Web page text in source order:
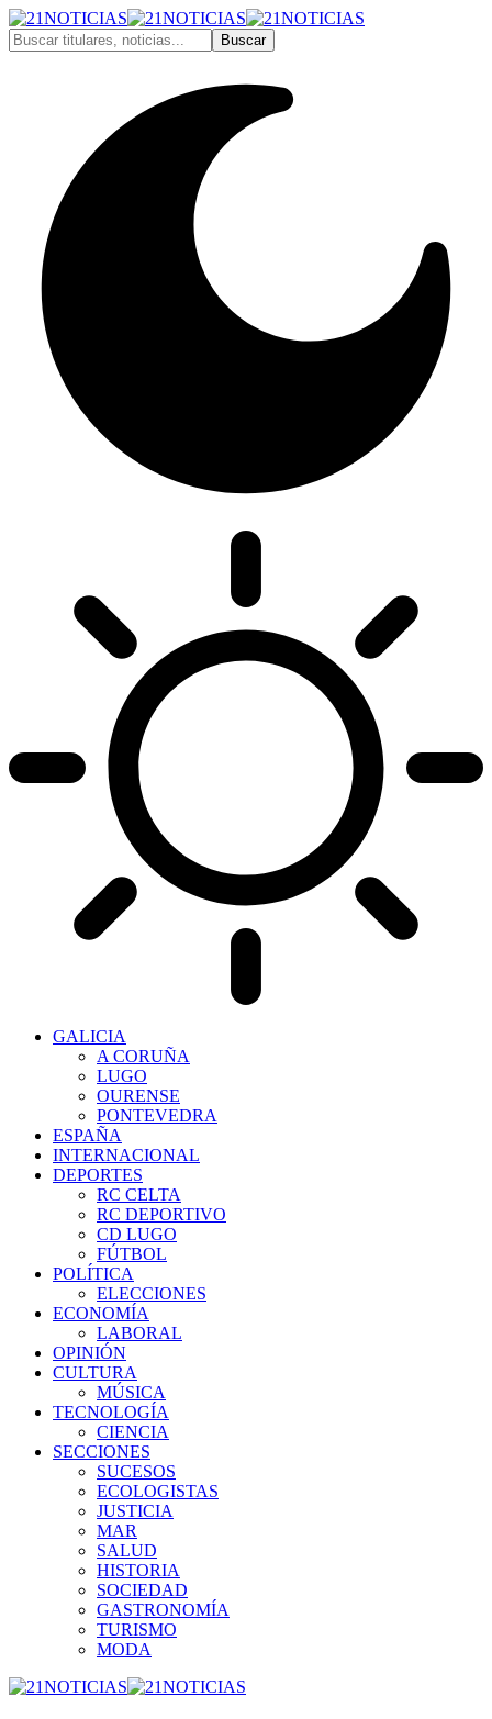
GALICIA
A CORUÑA
LUGO
OURENSE
PONTEVEDRA
ESPAÑA
INTERNACIONAL
DEPORTES
RC CELTA
RC DEPORTIVO
CD LUGO
FÚTBOL
POLÍTICA
ELECCIONES
ECONOMÍA
LABORAL
OPINIÓN
CULTURA
MÚSICA
TECNOLOGÍA
CIENCIA
SECCIONES
SUCESOS
ECOLOGISTAS
JUSTICIA
MAR
SALUD
HISTORIA
SOCIEDAD
GASTRONOMÍA
TURISMO
MODA